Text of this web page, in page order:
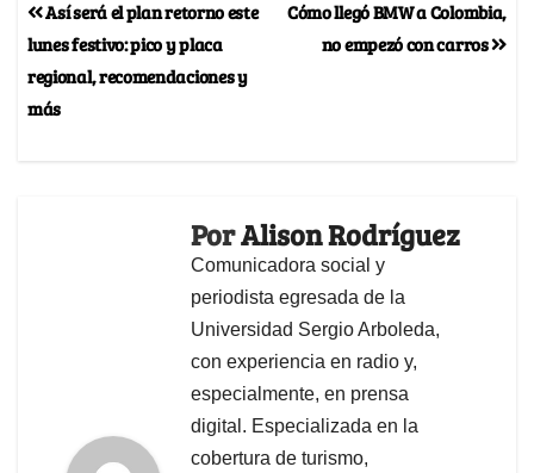
Cómo llegó BMW a Colombia,
no empezó con carros
Así será el plan retorno este
lunes festivo: pico y placa
regional, recomendaciones y
más
PorAlison Rodríguez
Comunicadora social y
periodista egresada de la
Universidad Sergio Arboleda,
con experiencia en radio y,
especialmente, en prensa
digital. Especializada en la
cobertura de turismo,